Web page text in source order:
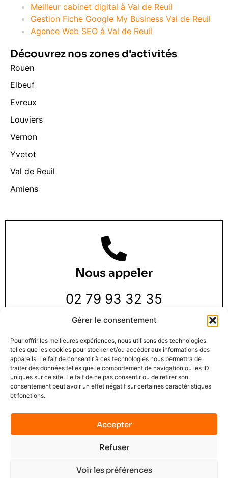
Gérer le consentement
Pour offrir les meilleures expériences, nous utilisons des technologies
telles que les cookies pour stocker et/ou accéder aux informations des
appareils. Le fait de consentir à ces technologies nous permettra de
traiter des données telles que le comportement de navigation ou les ID
uniques sur ce site. Le fait de ne pas consentir ou de retirer son
consentement peut avoir un effet négatif sur certaines caractéristiques
et fonctions.
Accepter
Refuser
Voir les préférences
Meilleur cabinet digital à Val de Reuil
Gestion Fiche Google My Business Val de Reuil
Agence Web SEO à Val de Reuil
Découvrez nos zones d'activités
Rouen
Elbeuf
Evreux
Louviers
Vernon
Yvetot
Val de Reuil
Amiens
Nous appeler
02 79 93 32 35
Nous trouver
3 Rue de la Pie 1 er étage,
76000 Rouen
No data was found
Terms of ServicePrivacy PolicyPlan du site